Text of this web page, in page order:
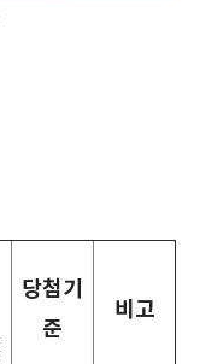
당첨기
준
비고